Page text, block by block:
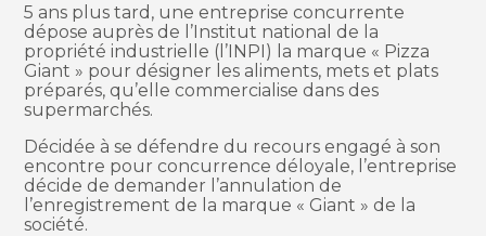
5 ans plus tard, une entreprise concurrente
dépose auprès de l’Institut national de la
propriété industrielle (l’INPI) la marque « Pizza
Giant » pour désigner les aliments, mets et plats
préparés, qu’elle commercialise dans des
supermarchés.
Décidée à se défendre du recours engagé à son
encontre pour concurrence déloyale, l’entreprise
décide de demander l’annulation de
l’enregistrement de la marque « Giant » de la
société.